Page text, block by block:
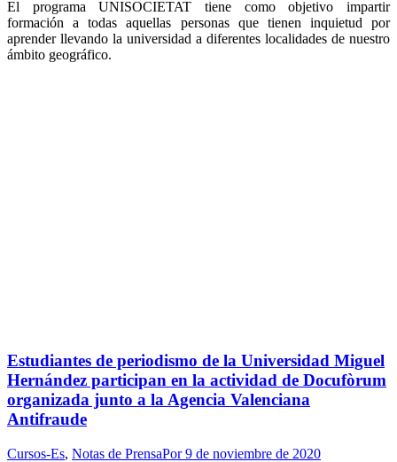
El programa UNISOCIETAT tiene como objetivo impartir
formación a todas aquellas personas que tienen inquietud por
aprender llevando la universidad a diferentes localidades de nuestro
ámbito geográfico.
Estudiantes de periodismo de la Universidad Miguel
Hernández participan en la actividad de Docufòrum
organizada junto a la Agencia Valenciana
Antifraude
Cursos-Es, Notas de PrensaPor9 de noviembre de 2020